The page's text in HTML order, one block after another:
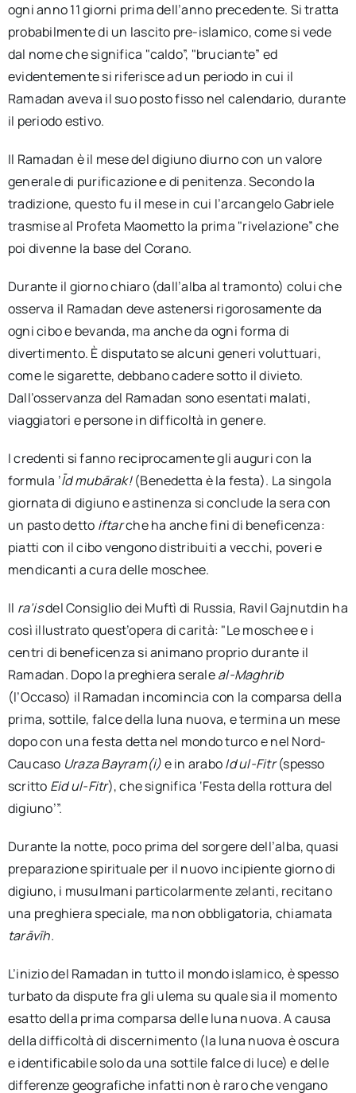
ogni anno 11 giorni prima dell’anno precedente. Si tratta
probabilmente di un lascito pre-islamico, come si vede
dal nome che significa "caldo”, "bruciante” ed
evidentemente si riferisce ad un periodo in cui il
Ramadan aveva il suo posto fisso nel calendario, durante
il periodo estivo.
Il Ramadan è il mese del digiuno diurno con un valore
generale di purificazione e di penitenza. Secondo la
tradizione, questo fu il mese in cui l’arcangelo Gabriele
trasmise al Profeta Maometto la prima "rivelazione” che
poi divenne la base del Corano.
Durante il giorno chiaro (dall’alba al tramonto) colui che
osserva il Ramadan deve astenersi rigorosamente da
ogni cibo e bevanda, ma anche da ogni forma di
divertimento. È disputato se alcuni generi voluttuari,
come le sigarette, debbano cadere sotto il divieto.
Dall’osservanza del Ramadan sono esentati malati,
viaggiatori e persone in difficoltà in genere.
I credenti si fanno reciprocamente gli auguri con la
formula ’Īd mubārak!(Benedetta è la festa). La singola
giornata di digiuno e astinenza si conclude la sera con
un pasto detto iftarche ha anche fini di beneficenza:
piatti con il cibo vengono distribuiti a vecchi, poveri e
mendicanti a cura delle moschee.
Il ra’isdel Consiglio dei Muftì di Russia, Ravil Gajnutdin ha
così illustrato quest’opera di carità: "Le moschee e i
centri di beneficenza si animano proprio durante il
Ramadan. Dopo la preghiera seraleal-Maghrib
(l’Occaso) il Ramadan incomincia con la comparsa della
prima, sottile, falce della luna nuova, e termina un mese
dopo con una festa detta nel mondo turco e nel Nord-
Caucaso Uraza Bayram(i)e in araboId ul-Fitr(spesso
scritto Eid ul-Fitr), che significa ‘Festa della rottura del
digiuno’”.
Durante la notte, poco prima del sorgere dell’alba, quasi
preparazione spirituale per il nuovo incipiente giorno di
digiuno, i musulmani particolarmente zelanti, recitano
una preghiera speciale, ma non obbligatoria, chiamata
tarāvīh.
L’inizio del Ramadan in tutto il mondo islamico, è spesso
turbato da dispute fra gli ulema su quale sia il momento
esatto della prima comparsa delle luna nuova. A causa
della difficoltà di discernimento (la luna nuova è oscura
e identificabile solo da una sottile falce di luce) e delle
differenze geografiche infatti non è raro che vengano